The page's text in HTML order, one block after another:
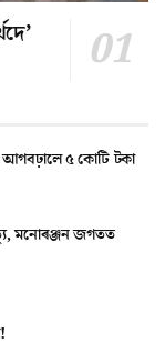
৫ কোটি টকা
মনোৰঞ্জন জগতত